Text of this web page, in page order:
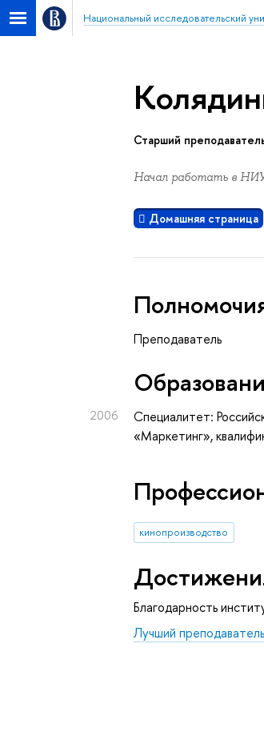
Национальный исследовательский
Старший
Начал работать в
Домашняя страница
Преподаватель
2006
Специалитет:
«Маркетинг»,
кинопроизводство
Благодарность
Лучший преподаватель